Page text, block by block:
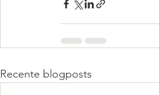
Recente blogposts